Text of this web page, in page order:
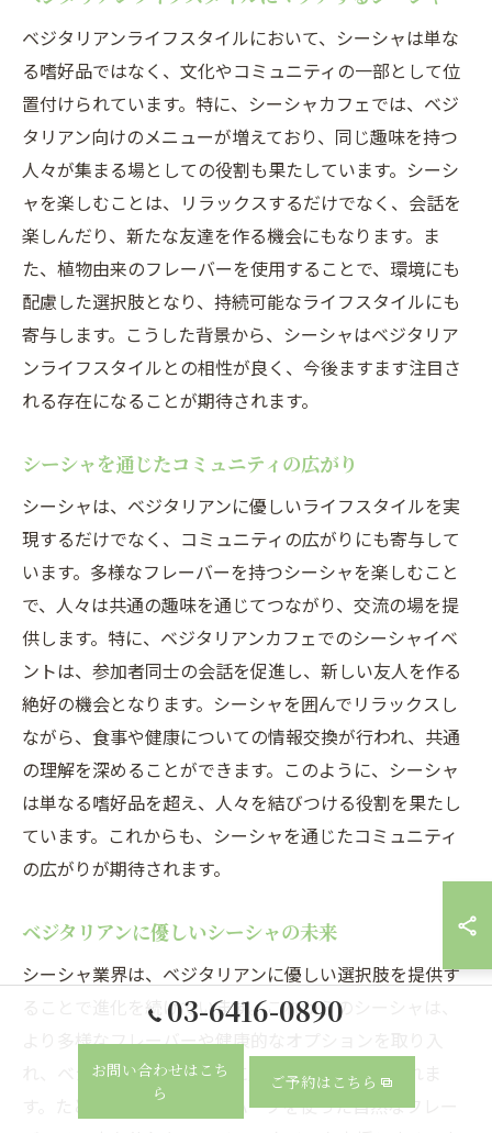
ベジタリアンライフスタイルにおいて、シーシャは単な
る嗜好品ではなく、文化やコミュニティの一部として位
置付けられています。特に、シーシャカフェでは、ベジ
タリアン向けのメニューが増えており、同じ趣味を持つ
人々が集まる場としての役割も果たしています。シーシ
ャを楽しむことは、リラックスするだけでなく、会話を
楽しんだり、新たな友達を作る機会にもなります。ま
た、植物由来のフレーバーを使用することで、環境にも
配慮した選択肢となり、持続可能なライフスタイルにも
寄与します。こうした背景から、シーシャはベジタリア
ンライフスタイルとの相性が良く、今後ますます注目さ
れる存在になることが期待されます。
シーシャを通じたコミュニティの広がり
シーシャは、ベジタリアンに優しいライフスタイルを実
現するだけでなく、コミュニティの広がりにも寄与して
います。多様なフレーバーを持つシーシャを楽しむこと
で、人々は共通の趣味を通じてつながり、交流の場を提
供します。特に、ベジタリアンカフェでのシーシャイベ
ントは、参加者同士の会話を促進し、新しい友人を作る
絶好の機会となります。シーシャを囲んでリラックスし
ながら、食事や健康についての情報交換が行われ、共通
の理解を深めることができます。このように、シーシャ
は単なる嗜好品を超え、人々を結びつける役割を果たし
ています。これからも、シーシャを通じたコミュニティ
の広がりが期待されます。
ベジタリアンに優しいシーシャの未来
シーシャ業界は、ベジタリアンに優しい選択肢を提供す
ることで進化を続けています。これからのシーシャは、
より多様なフレーバーや健康的なオプションを取り入
れ、ベジタリアンのニーズに応えることが求められま
す。たとえば、フルーツやハーブを使った自然なフレー
03-6416-0890
お問い合わせはこち
ら
ご予約はこちら